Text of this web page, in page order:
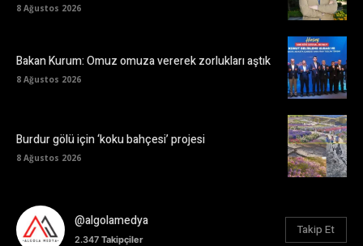
8 Ağustos 2026
Bakan Kurum: Omuz omuza vererek zorlukları aştık
8 Ağustos 2026
Burdur gölü için ‘koku bahçesi’ projesi
8 Ağustos 2026
@algolamedya
2.347 Takipçiler
Takip Et